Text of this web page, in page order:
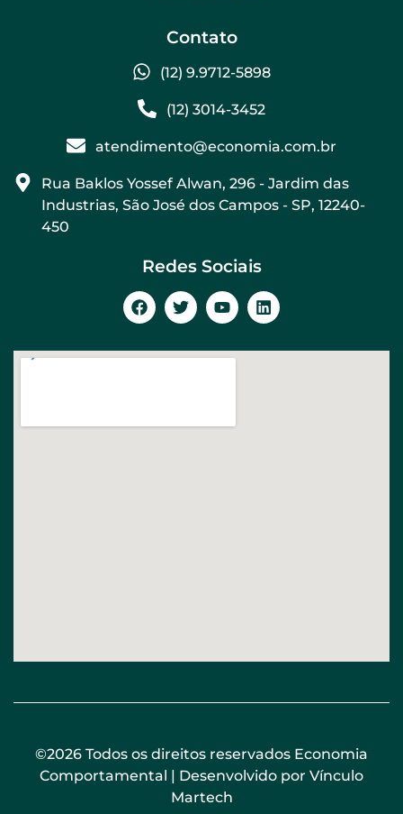
Contato
(12) 9.9712-5898
(12) 3014-3452
atendimento@economia.com.br
Rua Baklos Yossef Alwan, 296 - Jardim das
Industrias, São José dos Campos - SP, 12240-
450
Redes Sociais
©2026 Todos os direitos reservados Economia
Comportamental | Desenvolvido por Vínculo
Martech